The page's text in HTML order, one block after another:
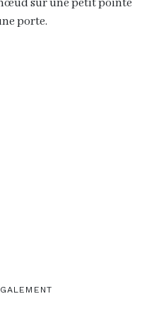
sur une petit pointe
porte.